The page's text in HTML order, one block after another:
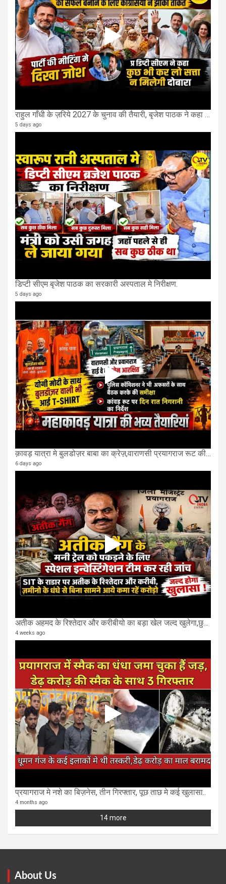
राहुल गाँधी के ज़रिये 2027 के चुनाव की तैयारी, बृजेश पाठक ने कहा चुक चुकी हैं कांग्रेस
5 days ago
डिप्टी सीएम बृजेश पाठक का सरकारी अस्पताल मे निरीक्षण.
5 days ago
क़ावड़ यात्रा मे बुलडोज़र बाबा का क्रेज़,वाराणसी प्रयागराज रूट की एक लेन खाली की गई.
6 days ago
अतीक अहमद के रिश्तेदार और करीबीयो का बड़ा खेल जल्द खुलेगा,छुप कर करोड़ो कमाने वाले SIT के राडार पर
4 weeks ago
प्रयागराज मे नशे का बिज़नेस, तीन गिरफ्तार, पूछ ताछ मे कई खुलासा..
4 months ago
14 more
About Us